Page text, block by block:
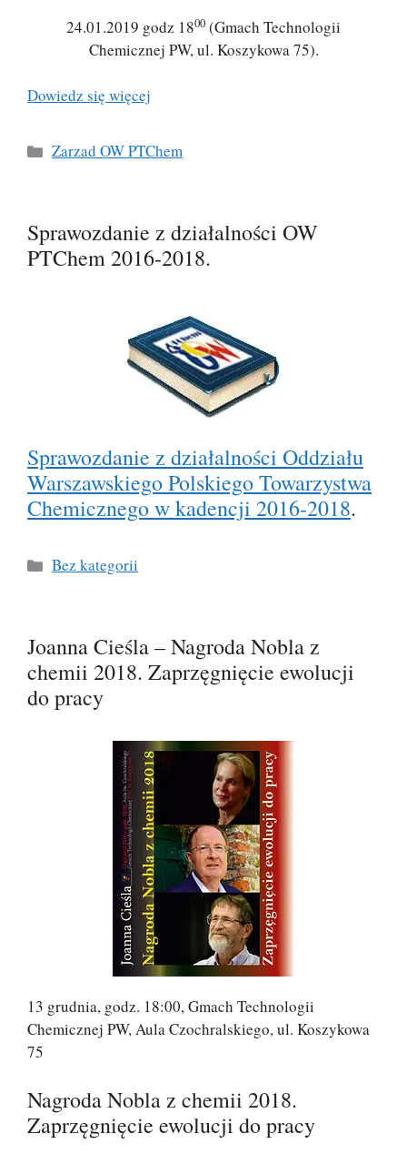
24.01.2019 godz 1800 (Gmach Technologii
Chemicznej PW, ul. Koszykowa 75).
Dowiedz się więcej
Kategorie
Zarzad OW PTChem
Sprawozdanie z działalności OW
PTChem 2016-2018.
Sprawozdanie z działalności Oddziału
Warszawskiego Polskiego Towarzystwa
Chemicznego w kadencji 2016-2018.
Kategorie
Bez kategorii
Joanna Cieśla – Nagroda Nobla z
chemii 2018. Zaprzęgnięcie ewolucji
do pracy
13 grudnia, godz. 18:00, Gmach Technologii
Chemicznej PW, Aula Czochralskiego, ul. Koszykowa
75
Nagroda Nobla z chemii 2018.
Zaprzęgnięcie ewolucji do pracy